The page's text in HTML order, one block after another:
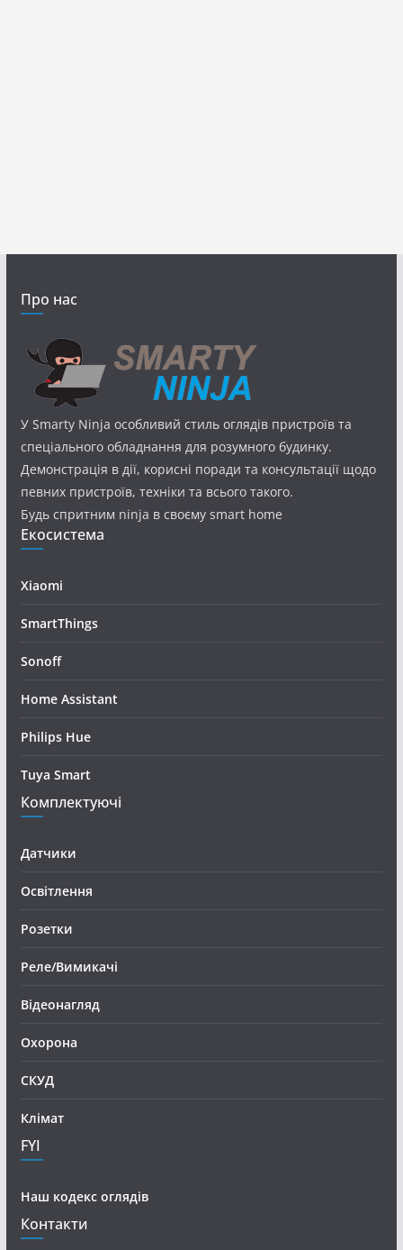
Про нас
У Smarty Ninja особливий стиль оглядів пристроїв та
спеціального обладнання для розумного будинку.
Демонстрація в дії, корисні поради та консультації щодо
певних пристроїв, техніки та всього такого.
Будь спритним ninja в своєму smart home
Екосистема
Xiaomi
SmartThings
Sonoff
Home Assistant
Philips Hue
Tuya Smart
Комплектуючі
Датчики
Освітлення
Розетки
Реле/Вимикачі
Відеонагляд
Охорона
СКУД
Клімат
FYI
Наш кодекс оглядів
Контакти